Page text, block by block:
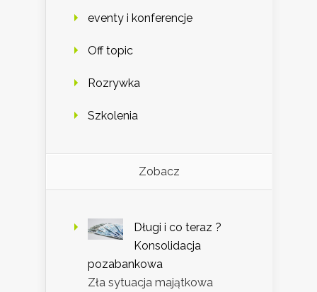
eventy i konferencje
Off topic
Rozrywka
Szkolenia
Zobacz
Długi i co teraz ?
Konsolidacja
pozabankowa
Zła sytuacja majątkowa